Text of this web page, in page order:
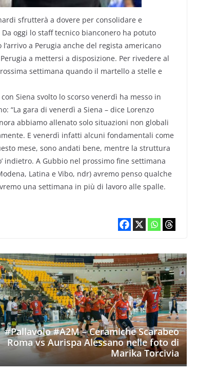
sfrutterà a dovere per consolidare e
oggi lo staff tecnico bianconero ha potuto
a Perugia anche del regista americano
a mettersi a disposizione. Per rivedere al
settimana quando il martello a stelle e
Siena svolto lo scorso venerdì ha messo in
“La gara di venerdì a Siena – dice Lorenzo
abbiamo allenato solo situazioni non globali
E venerdì infatti alcuni fondamentali come
mese, sono andati bene, mentre la struttura
indietro. A Gubbio nel prossimo fine settimana
Latina e Vibo, ndr) avremo penso qualche
una settimana in più di lavoro alle spalle.
#Pallavolo #A2M – Ceramiche Scarabeo
Roma vs Aurispa Alessano nelle foto di
Marika Torcivia